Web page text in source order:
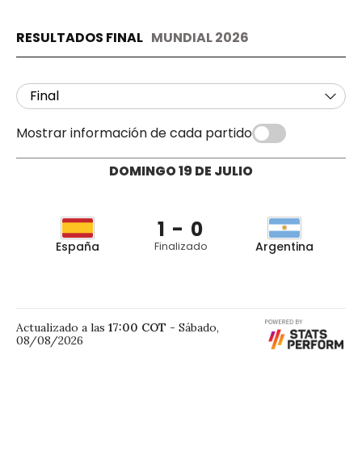
RESULTADOS FINAL MUNDIAL 2026
Final
Mostrar información de cada partido
DOMINGO 19 DE JULIO
Finalizado
España
1 - 0
Argentina
Actualizado a las 17:00 COT - Sábado,
08/08/2026